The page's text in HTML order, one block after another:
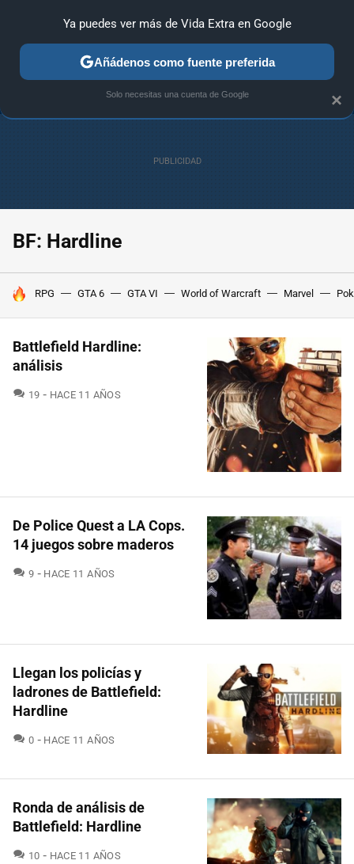
ANÁLISIS GUÍAS Y TRUCOS PC SONY NINTENDO
BF: Hardline
HOY SE HABLA DE
RPG GTA 6 GTA VI World of Warcraft Marvel
Battlefield Hardline:
análisis
19 COMENTARIOS
HACE 11 AÑOS
De Police Quest a LA Cops.
14 juegos sobre maderos
9 COMENTARIOS
HACE 11 AÑOS
Llegan los policías y
ladrones de Battlefield:
Hardline
0 COMENTARIOS
HACE 11 AÑOS
Ronda de análisis de
Battlefield: Hardline
10 COMENTARIOS
HACE 11 AÑOS
×
Ya puedes ver más de Vida Extra en Google
Añádenos como fuente preferida
Solo necesitas una cuenta de Google